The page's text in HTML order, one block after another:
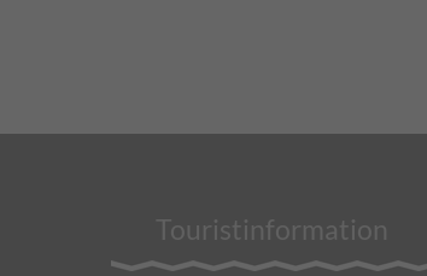
Touristinformation